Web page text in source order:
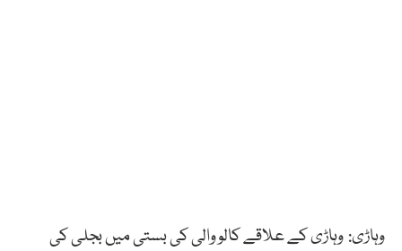
وہاڑی: وہاڑی کے علاقے کالو والی کی بستی میں بجلی کی